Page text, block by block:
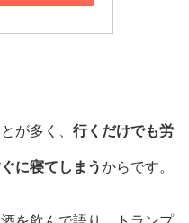
が多く、 行くだけでも労
に寝てしまうからです。